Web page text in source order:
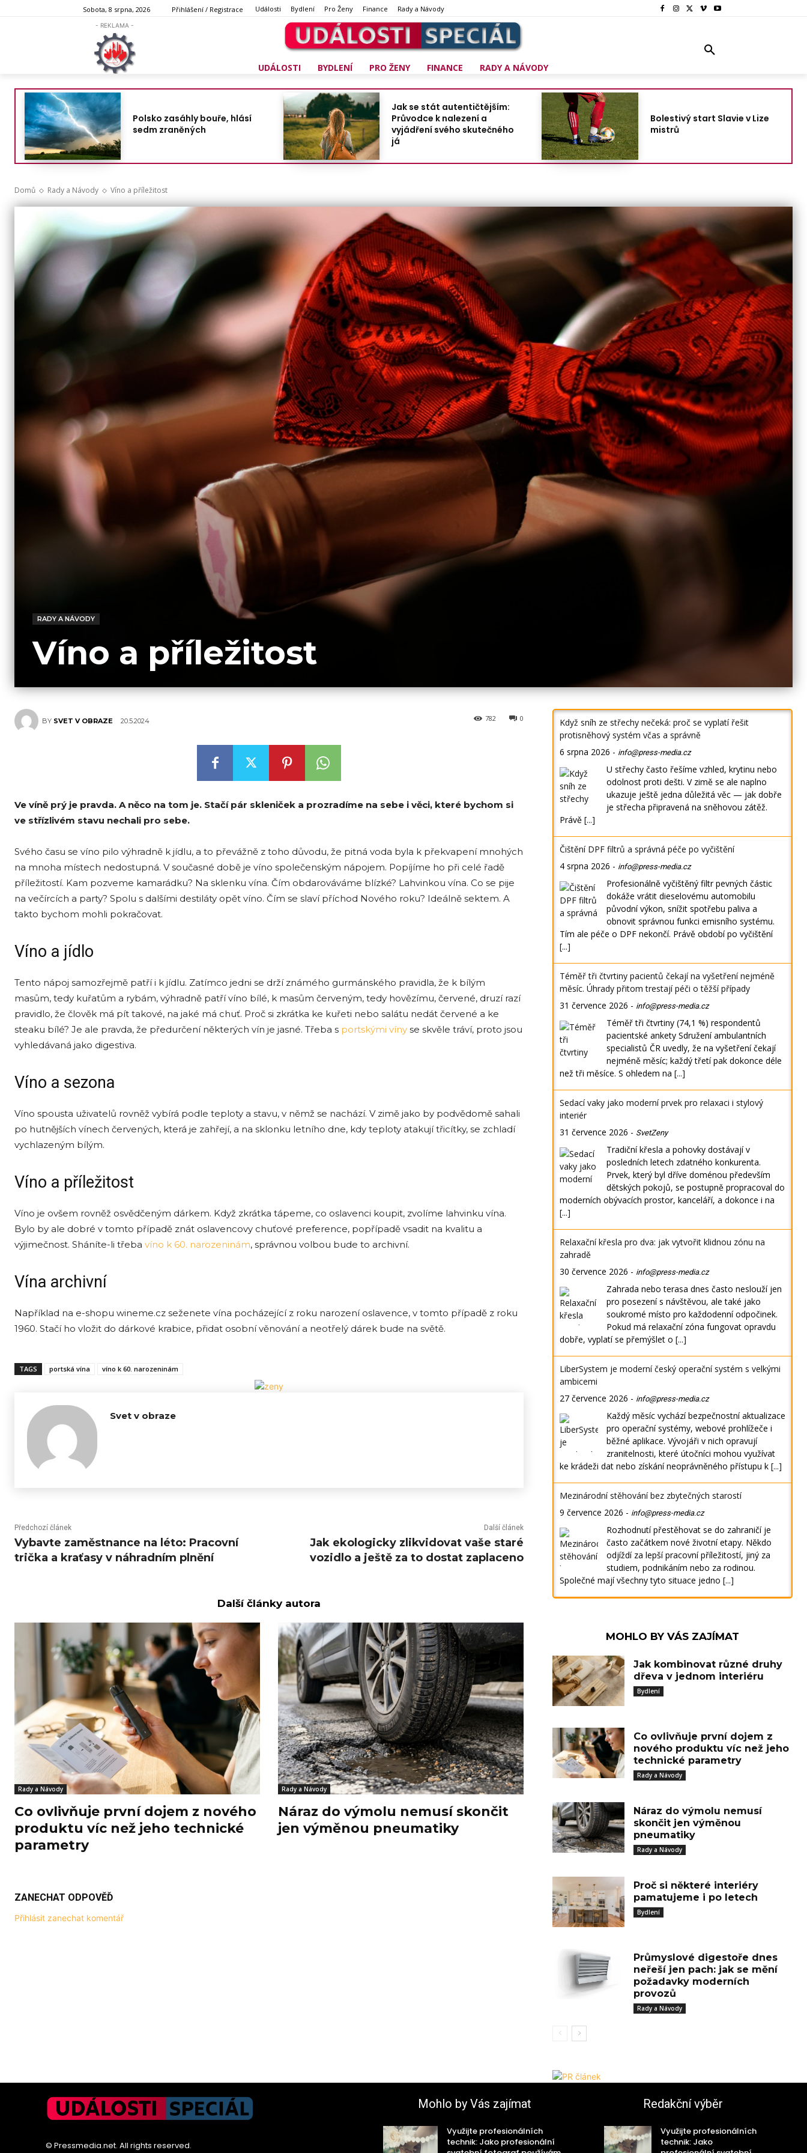
Sobota, 8 srpna, 2026 Přihlášení / Registrace Události Bydlení Pro Ženy Finance Rady a Návody
- REKLAMA -
UDÁLOSTI BYDLENÍ PRO ŽENY FINANCE RADY A NÁVODY
Polsko zasáhly bouře, hlásí
sedm zraněných
Jak se stát autentičtějším:
Průvodce k nalezení a
vyjádření svého skutečného
já
Bolestivý start Slavie v Lize
mistrů
Domů Rady a Návody Víno a příležitost
RADY A NÁVODY
Víno a příležitost
BY SVET V OBRAZE 20.5.2024 0
782
Ve víně prý je pravda. A něco na tom je. Stačí pár skleniček a prozradíme na sebe i věci, které bychom si
ve střízlivém stavu nechali pro sebe.
Svého času se víno pilo výhradně k jídlu, a to převážně z toho důvodu, že pitná voda byla k překvapení mnohých
na mnoha místech nedostupná. V současné době je víno společenským nápojem. Popíjíme ho při celé řadě
příležitostí. Kam pozveme kamarádku? Na sklenku vína. Čím obdarováváme blízké? Lahvinkou vína. Co se pije
na večírcích a party? Spolu s dalšími destiláty opět víno. Čím se slaví příchod Nového roku? Ideálně sektem. A
takto bychom mohli pokračovat.
Víno a jídlo
Tento nápoj samozřejmě patří i k jídlu. Zatímco jedni se drží známého gurmánského pravidla, že k bílým
masům, tedy kuřatům a rybám, výhradně patří víno bílé, k masům červeným, tedy hovězímu, červené, druzí razí
pravidlo, že člověk má pít takové, na jaké má chuť. Proč si zkrátka ke kuřeti nebo salátu nedát červené a ke
steaku bílé? Je ale pravda, že předurčení některých vín je jasné. Třeba s portskými víny se skvěle tráví, proto jsou
vyhledávaná jako digestiva.
Víno a sezona
Víno spousta uživatelů rovněž vybírá podle teploty a stavu, v němž se nachází. V zimě jako by podvědomě sahali
po hutnějších vínech červených, která je zahřejí, a na sklonku letního dne, kdy teploty atakují třicítky, se zchladí
vychlazeným bílým.
Víno a příležitost
Víno je ovšem rovněž osvědčeným dárkem. Když zkrátka tápeme, co oslavenci koupit, zvolíme lahvinku vína.
Bylo by ale dobré v tomto případě znát oslavencovy chuťové preference, popřípadě vsadit na kvalitu a
výjimečnost. Sháníte-li třeba víno k 60. narozeninám, správnou volbou bude to archivní.
Vína archivní
Například na e-shopu wineme.cz seženete vína pocházející z roku narození oslavence, v tomto případě z roku
1960. Stačí ho vložit do dárkové krabice, přidat osobní věnování a neotřelý dárek bude na světě.
TAGS portská vína víno k 60. narozeninám
Svet v obraze
Předchozí článek
Vybavte zaměstnance na léto: Pracovní
trička a kraťasy v náhradním plnění
Další článek
Jak ekologicky zlikvidovat vaše staré
vozidlo a ještě za to dostat zaplaceno
Další články autora
Rady a Návody
Co ovlivňuje první dojem z nového
produktu víc než jeho technické
parametry
Rady a Návody
Náraz do výmolu nemusí skončit
jen výměnou pneumatiky
ZANECHAT ODPOVĚĎ
Přihlásit zanechat komentář
Když sníh ze střechy nečeká: proč se vyplatí řešit
protisněhový systém včas a správně
6 srpna 2026 - info@press-media.cz
U střechy často řešíme vzhled, krytinu nebo
odolnost proti dešti. V zimě se ale naplno
ukazuje ještě jedna důležitá věc — jak dobře
je střecha připravená na sněhovou zátěž.
Právě [...]
Čištění DPF filtrů a správná péče po vyčištění
4 srpna 2026 - info@press-media.cz
Profesionálně vyčištěný filtr pevných částic
dokáže vrátit dieselovému automobilu
původní výkon, snížit spotřebu paliva a
obnovit správnou funkci emisního systému.
Tím ale péče o DPF nekončí. Právě období po vyčištění
[...]
Téměř tři čtvrtiny pacientů čekají na vyšetření nejméně
měsíc. Úhrady přitom trestají péči o těžší případy
31 července 2026 - info@press-media.cz
Téměř tři čtvrtiny (74,1 %) respondentů
pacientské ankety Sdružení ambulantních
specialistů ČR uvedly, že na vyšetření čekají
nejméně měsíc; každý třetí pak dokonce déle
než tři měsíce. S ohledem na [...]
Sedací vaky jako moderní prvek pro relaxaci i stylový
interiér
31 července 2026 - SvetZeny
Tradiční křesla a pohovky dostávají v
posledních letech zdatného konkurenta.
Prvek, který byl dříve doménou především
dětských pokojů, se postupně propracoval do
moderních obývacích prostor, kanceláří, a dokonce i na
[...]
Relaxační křesla pro dva: jak vytvořit klidnou zónu na
zahradě
30 července 2026 - info@press-media.cz
Zahrada nebo terasa dnes často neslouží jen
pro posezení s návštěvou, ale také jako
soukromé místo pro každodenní odpočinek.
Pokud má relaxační zóna fungovat opravdu
dobře, vyplatí se přemýšlet o [...]
LiberSystem je moderní český operační systém s velkými
ambicemi
27 července 2026 - info@press-media.cz
Každý měsíc vychází bezpečnostní aktualizace
pro operační systémy, webové prohlížeče i
běžné aplikace. Vývojáři v nich opravují
zranitelnosti, které útočníci mohou využívat
ke krádeži dat nebo získání neoprávněného přístupu k [...]
Mezinárodní stěhování bez zbytečných starostí
9 července 2026 - info@press-media.cz
Rozhodnutí přestěhovat se do zahraničí je
často začátkem nové životní etapy. Někdo
odjíždí za lepší pracovní příležitostí, jiný za
studiem, podnikáním nebo za rodinou.
Společné mají všechny tyto situace jedno [...]
MOHLO BY VÁS ZAJÍMAT
Jak kombinovat různé druhy
dřeva v jednom interiéru
Bydlení
Co ovlivňuje první dojem z
nového produktu víc než jeho
technické parametry
Rady a Návody
Náraz do výmolu nemusí
skončit jen výměnou
pneumatiky
Rady a Návody
Proč si některé interiéry
pamatujeme i po letech
Bydlení
Průmyslové digestoře dnes
neřeší jen pach: jak se mění
požadavky moderních
provozů
Rady a Návody
© Pressmedia.net. All rights reserved.
Mohlo by Vás zajímat
Využijte profesionálních
technik: Jako profesionální
Redakční výběr
Využijte profesionálních
technik: Jako